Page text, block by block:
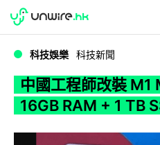
WWDC 2026
科技娛樂 科技新聞
中國工程師改裝
16GB RAM + 1 TB